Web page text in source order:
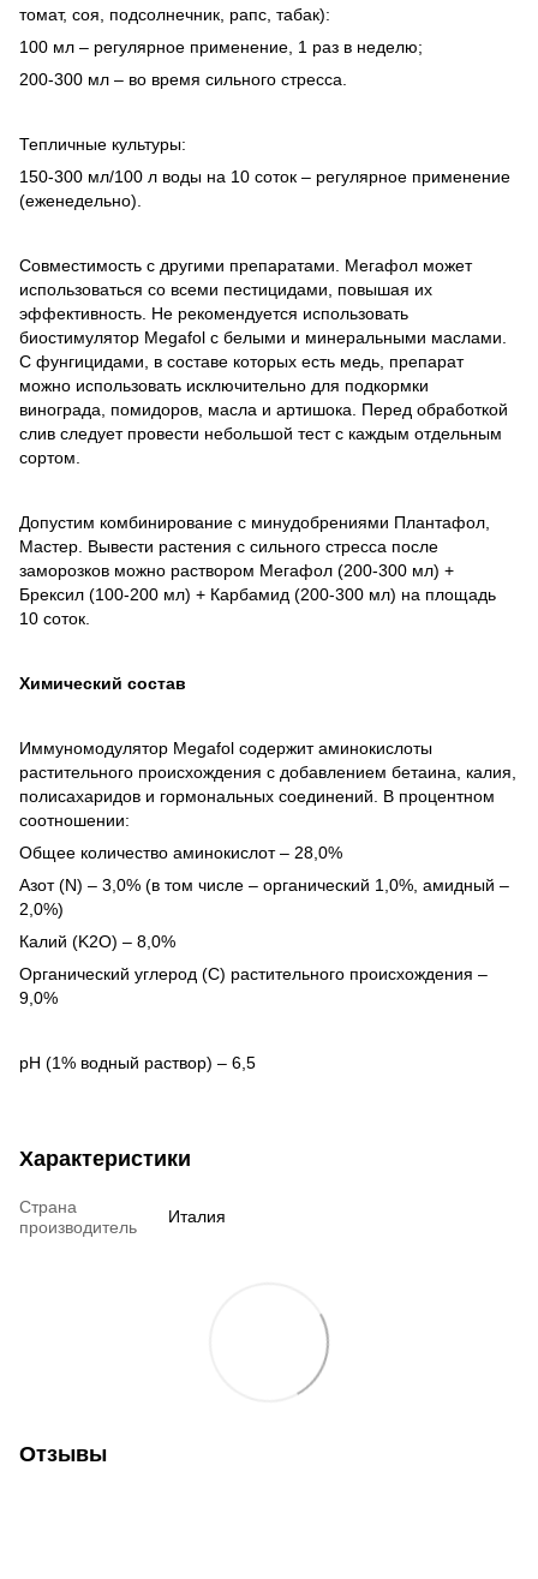
томат, соя, подсолнечник, рапс, табак):
100 мл – регулярное применение, 1 раз в неделю;
200-300 мл – во время сильного стресса.
Тепличные культуры:
150-300 мл/100 л воды на 10 соток – регулярное применение
(еженедельно).
Совместимость с другими препаратами. Мегафол может
использоваться со всеми пестицидами, повышая их
эффективность. Не рекомендуется использовать
биостимулятор Megafol с белыми и минеральными маслами.
С фунгицидами, в составе которых есть медь, препарат
можно использовать исключительно для подкормки
винограда, помидоров, масла и артишока. Перед обработкой
слив следует провести небольшой тест с каждым отдельным
сортом.
Допустим комбинирование с минудобрениями Плантафол,
Мастер. Вывести растения с сильного стресса после
заморозков можно раствором Мегафол (200-300 мл) +
Брексил (100-200 мл) + Карбамид (200-300 мл) на площадь
10 соток.
Химический состав
Иммуномодулятор Megafol содержит аминокислоты
растительного происхождения с добавлением бетаина, калия,
полисахаридов и гормональных соединений. В процентном
соотношении:
Общее количество аминокислот – 28,0%
Азот (N) – 3,0% (в том числе – органический 1,0%, амидный –
2,0%)
Калий (K2O) – 8,0%
Органический углерод (C) растительного происхождения –
9,0%
pH (1% водный раствор) – 6,5
Характеристики
Страна
производитель
Италия
Отзывы